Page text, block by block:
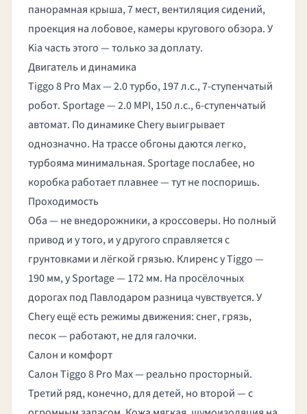
панорамная крыша, 7 мест, вентиляция сидений,
проекция на лобовое, камеры кругового обзора. У
Kia часть этого — только за доплату.
Двигатель и динамика
Tiggo 8 Pro Max — 2.0 турбо, 197 л.с., 7-ступенчатый
робот. Sportage — 2.0 MPI, 150 л.с., 6-ступенчатый
автомат. По динамике Chery выигрывает
однозначно. На трассе обгоны даются легко,
турбояма минимальная. Sportage послабее, но
коробка работает плавнее — тут не поспоришь.
Проходимость
Оба — не внедорожники, а кроссоверы. Но полный
привод и у того, и у другого справляется с
грунтовками и лёгкой грязью. Клиренс у Tiggo —
190 мм, у Sportage — 172 мм. На просёлочных
дорогах под Павлодаром разница чувствуется. У
Chery ещё есть режимы движения: снег, грязь,
песок — работают, не для галочки.
Салон и комфорт
Салон Tiggo 8 Pro Max — реально просторный.
Третий ряд, конечно, для детей, но второй — с